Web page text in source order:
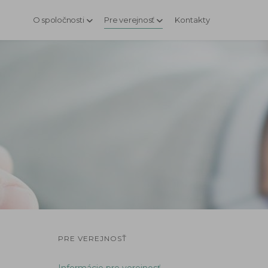
O spoločnosti Pre verejnosť Kontakty
PRE VEREJNOSŤ